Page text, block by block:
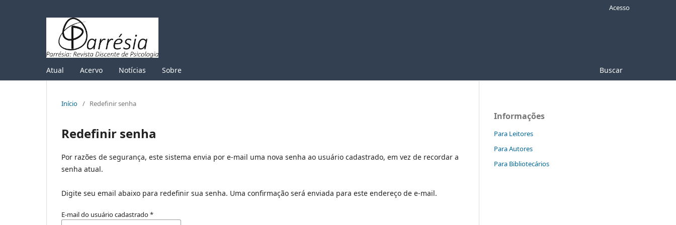
Atual Acervo Notícias Sobre Buscar
Acesso
Início / Redefinir senha
Redefinir senha
Por razões de segurança, este sistema envia por e-mail uma nova senha ao usuário cadastrado, em vez de recordar a
senha atual.
Digite seu email abaixo para redefinir sua senha. Uma confirmação será enviada para este endereço de e-mail.
E-mail do usuário cadastrado*
Informações
Para Leitores
Para Autores
Para Bibliotecários